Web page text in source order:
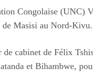
Congolaise (UNC)
de Masisi au Nord-Kivu.
cabinet de Félix
et Bihambwe,